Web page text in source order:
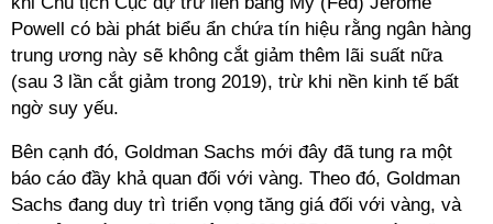
Powell có bài phát biểu ẩn chứa tín hiệu rằng ngân hàng
trung ương này sẽ không cắt giảm thêm lãi suất nữa
(sau 3 lần cắt giảm trong 2019), trừ khi nền kinh tế bất
ngờ suy yếu.
Bên cạnh đó, Goldman Sachs mới đây đã tung ra một
báo cáo đầy khả quan đối với vàng. Theo đó, Goldman
Sachs đang duy trì triển vọng tăng giá đối với vàng, và